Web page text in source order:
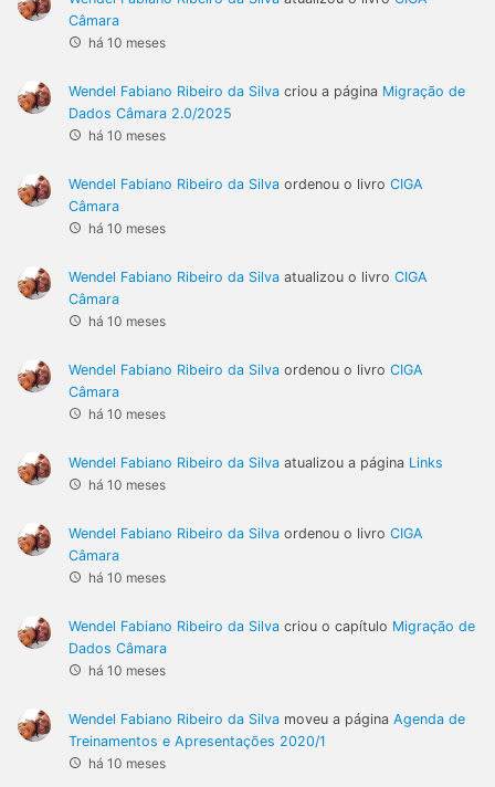
Câmara
há 10 meses
Wendel Fabiano Ribeiro da Silva criou a página Migração de
Dados Câmara 2.0/2025
há 10 meses
Wendel Fabiano Ribeiro da Silva ordenou o livro CIGA
Câmara
há 10 meses
Wendel Fabiano Ribeiro da Silva atualizou o livro CIGA
Câmara
há 10 meses
Wendel Fabiano Ribeiro da Silva ordenou o livro CIGA
Câmara
há 10 meses
Wendel Fabiano Ribeiro da Silva atualizou a página Links
há 10 meses
Wendel Fabiano Ribeiro da Silva ordenou o livro CIGA
Câmara
há 10 meses
Wendel Fabiano Ribeiro da Silva criou o capítulo Migração de
Dados Câmara
há 10 meses
Wendel Fabiano Ribeiro da Silva moveu a página Agenda de
Treinamentos e Apresentações 2020/1
há 10 meses